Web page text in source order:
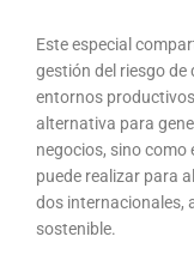
Este especial
gestión del riesgo
entornos
alternativa para
negocios, sino como
puede realizar para
dos internacionales,
sostenible.